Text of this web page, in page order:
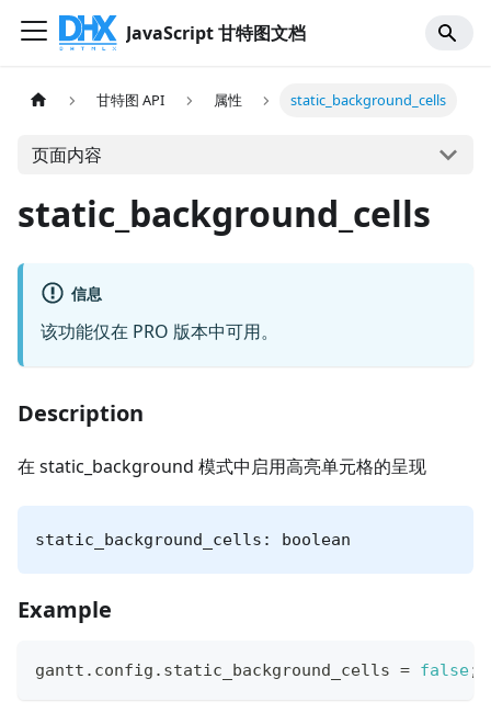
JavaScript 甘特图文档
甘特图 API 属性 static_background_cells
页面内容
static_background_cells
信息
该功能仅在 PRO 版本中可用。
Description
在 static_background 模式中启用高亮单元格的呈现
static_background_cells: boolean
Example
gantt . config . static_background_cells = false;